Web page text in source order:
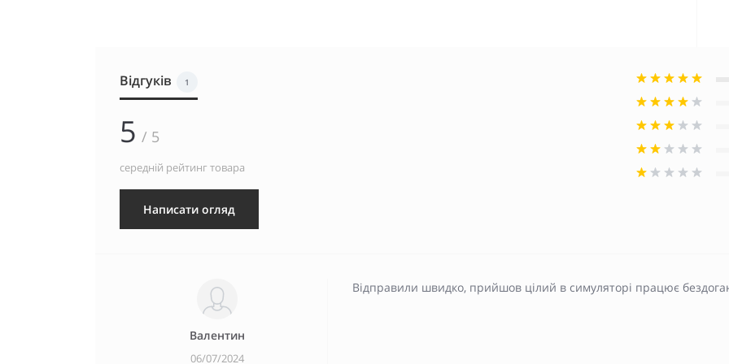
Відгуків 1
5 / 5
середній рейтинг товара
Написати огляд
Валентин
06/07/2024
Відправили швидко, прийшов цілий в симуляторі працює